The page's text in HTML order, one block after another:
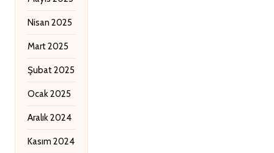
Nisan 2025
Mart 2025
Şubat 2025
Ocak 2025
Aralık 2024
Kasım 2024